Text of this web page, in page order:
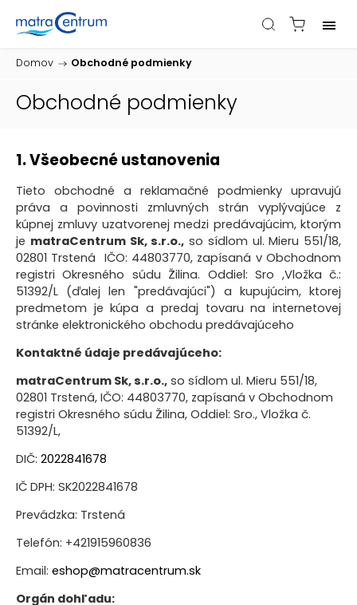
Domov / Obchodné podmienky
Obchodné podmienky
1. Všeobecné ustanovenia
Tieto obchodné a reklamačné podmienky upravujú
práva a povinnosti zmluvných strán vyplývajúce z
kúpnej zmluvy uzatvorenej medzi predávajúcim, ktorým
je matraCentrum Sk, s.r.o., so sídlom ul. Mieru 551/18,
02801 Trstená IČO: 44803770, zapísaná v Obchodnom
registri Okresného súdu Žilina. Oddiel: Sro ,Vložka č.:
51392/L (ďalej len "predávajúci") a kupujúcim, ktorej
predmetom je kúpa a predaj tovaru na internetovej
stránke elektronického obchodu predávajúceho
Kontaktné údaje predávajúceho:
matraCentrum Sk, s.r.o., so sídlom ul. Mieru 551/18,
02801 Trstená, IČO: 44803770, zapísaná v Obchodnom
registri Okresného súdu Žilina, Oddiel: Sro., Vložka č.
51392/L,
DIČ: 2022841678
IČ DPH: SK2022841678
Prevádzka: Trstená
Telefón: +421915960836
Email: eshop@matracentrum.sk
Orgán dohľadu: